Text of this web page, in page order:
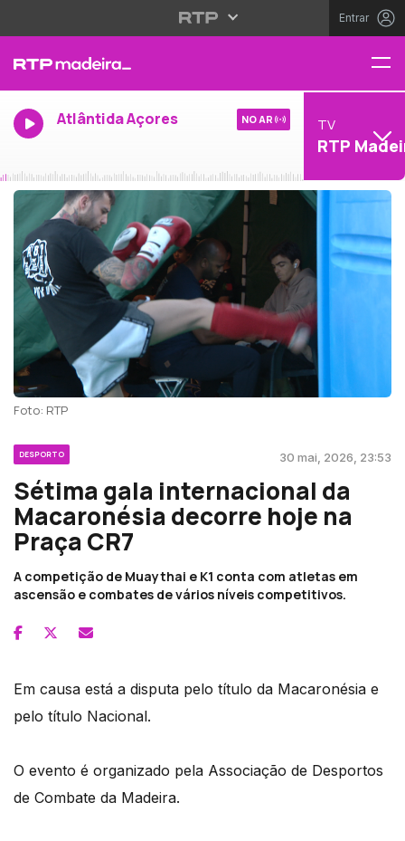
Entrar
Atlântida Açores NO AR TV
RTP
Foto: RTP
DESPORTO 30 mai, 2026, 23:53
Sétima gala internacional da
Macaronésia decorre hoje na
Praça CR7
A competição de Muaythai e K1 conta com atletas em
ascensão e combates de vários níveis competitivos.
Em causa está a disputa pelo título da Macaronésia e
pelo título Nacional.
O evento é organizado pela Associação de Desportos
de Combate da Madeira.